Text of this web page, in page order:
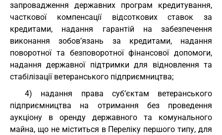
запровадження державних програм кредитування,
часткової компенсації відсоткових ставок за
кредитами, надання гарантій на забезпечення
виконання зобов’язань за кредитами, надання
поворотної та безповоротної фінансової допомоги,
надання державної підтримки для відновлення та
стабілізації ветеранського підприємництва;
4) надання права суб’єктам ветеранського
підприємництва на отримання без проведення
аукціону в оренду державного та комунального
майна, що не міститься в Переліку першого типу, для